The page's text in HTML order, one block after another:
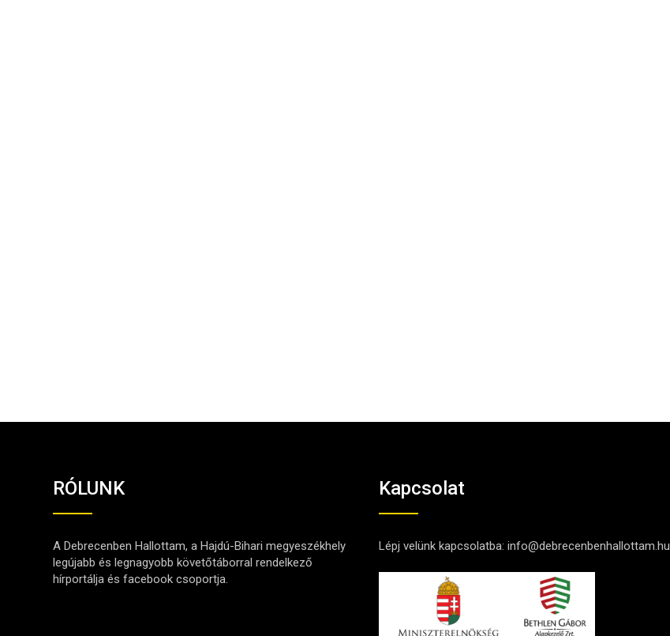
RÓLUNK
A Debrecenben Hallottam, a Hajdú-Bihari megyeszékhely
legújabb és legnagyobb követőtáborral rendelkező
hírportálja és facebook csoportja.
Kapcsolat
Lépj velünk kapcsolatba:info@debrecenbenhallottam.hu